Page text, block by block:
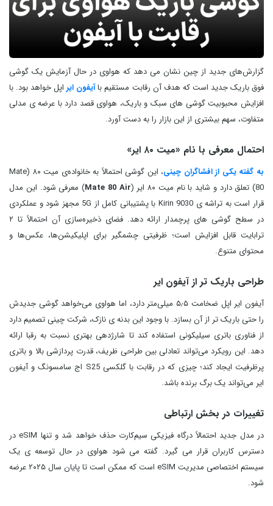
گزارش‌های جدید از چین نشان می دهد که هواوی در حال آزمایش یک گوشی
فوق باریک جدید است که هدف آن رقابت مستقیم باآیفون ایراپل خواهد بود. با
افزایش محبوبیت گوشی های سبک و باریک، هواوی قصد دارد با عرضه ی مدلی
متفاوت، سهم بیشتری از این بازار را به‌ دست آورد.
احتمال معرفی با نام «میت ۸۰ ایر»
به گفته یکی از افشاگران چینی
، این گوشی احتمالاً به خانواده‌ی میت ۸۰ (Mate
80) تعلق دارد و شاید با نام میت ۸۰ ایر (
Mate 80 Air) معرفی شود. این مدل
قرار است به تراشه‌ ی Kirin 9030 با پشتیبانی کامل از 5G مجهز شود و عملکردی
در سطح گوشی های پرچمدار ارائه دهد. فضای ذخیره‌سازی آن احتمالاً تا ۲
ترابایت قابل افزایش است؛ ظرفیتی چشمگیر برای اپلیکیشن‌ها، عکس‌ها و
محتوای متنوع.
طراحی باریک تر از آیفون ایر
آیفون ایر اپل ضخامت ۵٫۵ میلی‌متر دارد، اما هواوی می‌خواهد گوشی جدیدش
را حتی باریک تر از آن بسازد. با وجود این بدنه ی نازک، شرکت چینی تصمیم دارد
از فناوری باتری سیلیکونی استفاده کند تا شارژدهی بهتری نسبت به رقبا ارائه
دهد. این رویکرد می‌تواند تعادلی بین طراحی ظریف، قدرت پردازشی بالا و باتری
پرظرفیت ایجاد کند؛ چیزی که در رقابت با گلکسی S25 اج سامسونگ و آیفون
ایر می‌تواند یک برگ برنده باشد.
تغییرات در بخش ارتباطی
در مدل جدید احتمالاً درگاه فیزیکی سیم‌کارت حذف خواهد شد و تنها eSIM در
دسترس کاربران قرار می گیرد. گفته می شود هواوی در حال توسعه ی یک
سیستم اختصاصی مدیریت eSIM است که ممکن است تا پایان سال ۲۰۲۵ عرضه
شود.